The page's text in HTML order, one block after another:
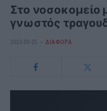
Στο νοσοκομείο
γνωστός
2023-03-25 ΔΙΆΦΟΡΑ